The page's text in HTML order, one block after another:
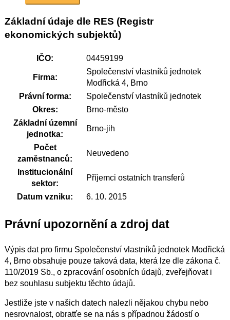
Základní údaje dle RES (Registr
ekonomických subjektů)
IČO: 04459199
Firma:
Společenství vlastníků jednotek
Modřická 4, Brno
Právní forma:
Společenství vlastníků jednotek
Okres:
Brno-město
Základní územní
jednotka:
Brno-jih
Počet
zaměstnanců:
Neuvedeno
Institucionální
sektor:
Příjemci ostatních transferů
Datum vzniku: 6. 10. 2015
Právní upozornění a zdroj dat
Výpis dat pro firmu Společenství vlastníků jednotek Modřická
4, Brno obsahuje pouze taková data, která lze dle zákona č.
110/2019 Sb., o zpracování osobních údajů, zveřejňovat i
bez souhlasu subjektu těchto údajů.
Jestliže jste v našich datech nalezli nějakou chybu nebo
nesrovnalost, obratťe se na nás s případnou žádostí o